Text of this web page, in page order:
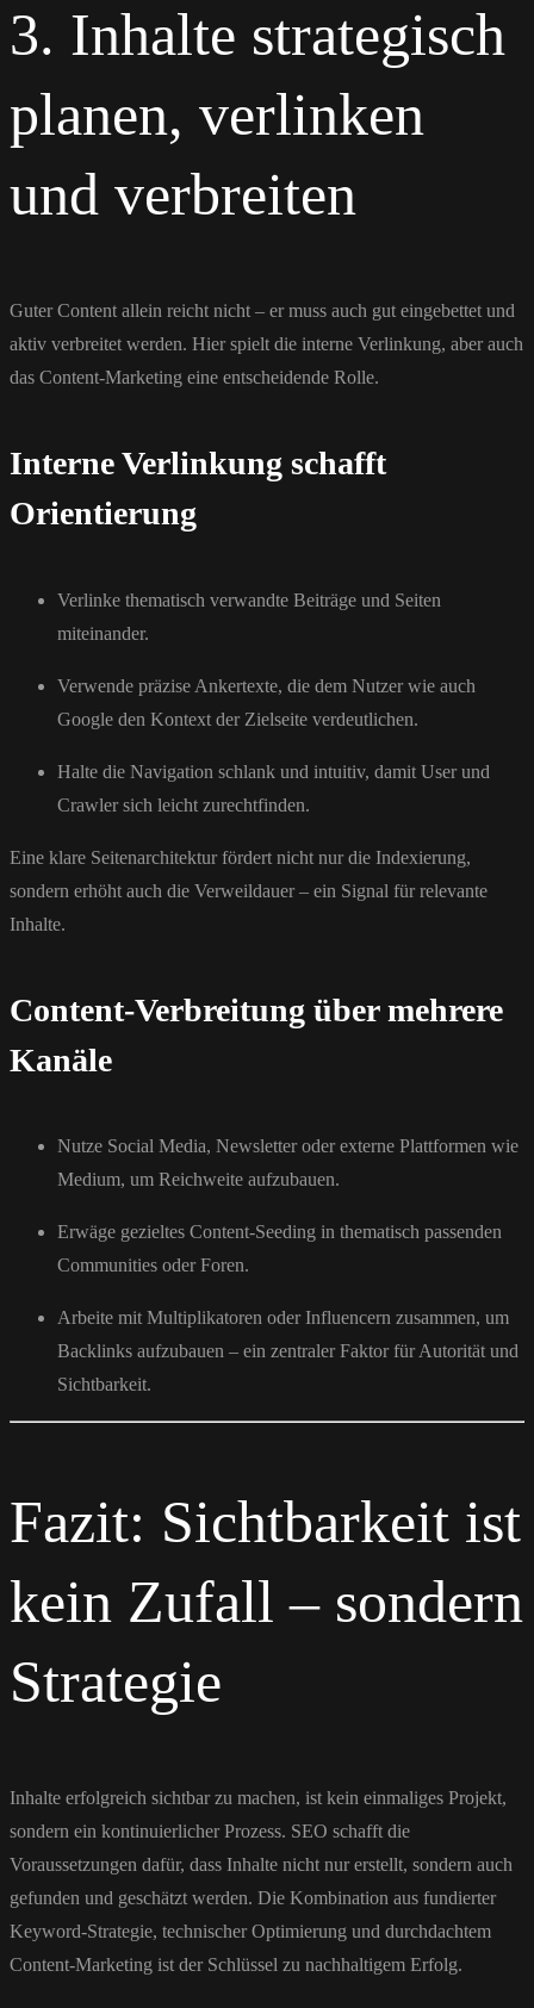
3. Inhalte strategisch
planen, verlinken
und verbreiten
Guter Content allein reicht nicht – er muss auch gut eingebettet und
aktiv verbreitet werden. Hier spielt die interne Verlinkung, aber auch
das Content-Marketing eine entscheidende Rolle.
Interne Verlinkung schafft
Orientierung
Verlinke thematisch verwandte Beiträge und Seiten
miteinander.
Verwende präzise Ankertexte, die dem Nutzer wie auch
Google den Kontext der Zielseite verdeutlichen.
Halte die Navigation schlank und intuitiv, damit User und
Crawler sich leicht zurechtfinden.
Eine klare Seitenarchitektur fördert nicht nur die Indexierung,
sondern erhöht auch die Verweildauer – ein Signal für relevante
Inhalte.
Content-Verbreitung über mehrere
Kanäle
Nutze Social Media, Newsletter oder externe Plattformen wie
Medium, um Reichweite aufzubauen.
Erwäge gezieltes Content-Seeding in thematisch passenden
Communities oder Foren.
Arbeite mit Multiplikatoren oder Influencern zusammen, um
Backlinks aufzubauen – ein zentraler Faktor für Autorität und
Sichtbarkeit.
Fazit: Sichtbarkeit ist
kein Zufall – sondern
Strategie
Inhalte erfolgreich sichtbar zu machen, ist kein einmaliges Projekt,
sondern ein kontinuierlicher Prozess. SEO schafft die
Voraussetzungen dafür, dass Inhalte nicht nur erstellt, sondern auch
gefunden und geschätzt werden. Die Kombination aus fundierter
Keyword-Strategie, technischer Optimierung und durchdachtem
Content-Marketing ist der Schlüssel zu nachhaltigem Erfolg.